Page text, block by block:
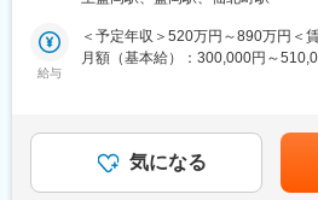
力や行動力を持った「人」を求め
岩手のために貢献したいという熱
・東証プライム上場、県内外100店
・岩手県のリーディングバンクで
に携わっていただきます。
■具体的には：
◇AIを活用した、行内の戦略立案や
◇RPAツール等で定型作業のゼロ推
給与
＜予定年収＞520万円～890万円＜
月額（基本給）：300,000円～
くまでも目安の金額であり、選考
ます。月給(月額)は固定手当を含め
気になる